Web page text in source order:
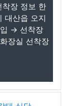
착장 정보 한
대산읍 오지
→ 선착장
장실 선착장